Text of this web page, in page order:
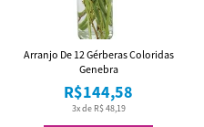
3x de R$ 48,19
R$144,58
Arranjo De 12 Gérberas Coloridas
Genebra